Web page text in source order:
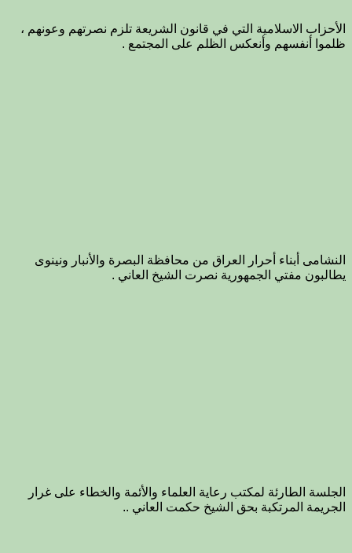
الأحزاب الاسلامية التي في قانون الشريعة تلزم نصرتهم وعونهم ،
ظلموا أنفسهم وأنعكس الظلم على المجتمع .
النشامى أبناء أحرار العراق من محافظة البصرة والأنبار ونينوى
يطالبون مفتي الجمهورية نصرت الشيخ العاني .
الجلسة الطارئة لمكتب رعاية العلماء والأئمة والخطاء على غرار
الجريمة المرتكبة بحق الشيخ حكمت العاني ..